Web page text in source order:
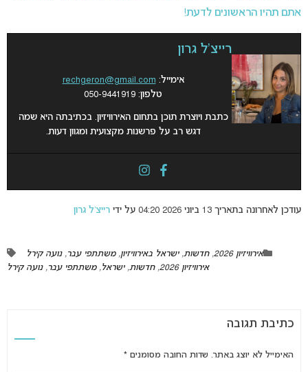
אתם תהיו הראשונים לדעת!
רייצ'ל גרון
אימייל: rechgeron@gmail.com
טלפון: 050-9441919
כתבת ויוצרת תוכן בתחום האירוויזיון. בכתיבתה היא שמה
דגש רב על פרשנות מקצועית ומגוון דעות.
עודכן לאחרונה בתאריך 13 ביוני 2026 04:20 על ידי רייצ’ל גרון
אירוויזיון 2026 ,חדשות,ישראל באירוויזיון,משתתפי עבר,נועה קירל
אירוויזיון 2026
,חדשות,ישראל,משתתפי עבר,נועה קירל
כתיבת תגובה
האימייל לא יוצג באתר. שדות החובה מסומנים *